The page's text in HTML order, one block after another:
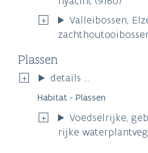
Valleibossen,
Plassen
details ...
Habitat - Plassen
Voedselrijke,
rijke